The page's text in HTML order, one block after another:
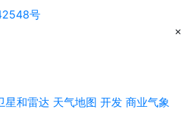
号
×
星和雷达 天气地图 开发 商业气象